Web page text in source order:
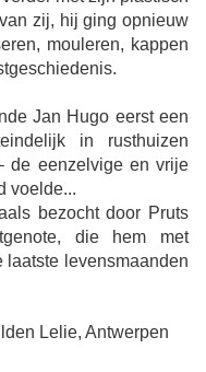
zij, hij ging opnieuw
mouleren, kappen
Jan Hugo eerst een
in rusthuizen
de eenzelvige en vrije
voelde...
bezocht door Pruts
die hem met
laatste levensmaanden
Lelie, Antwerpen